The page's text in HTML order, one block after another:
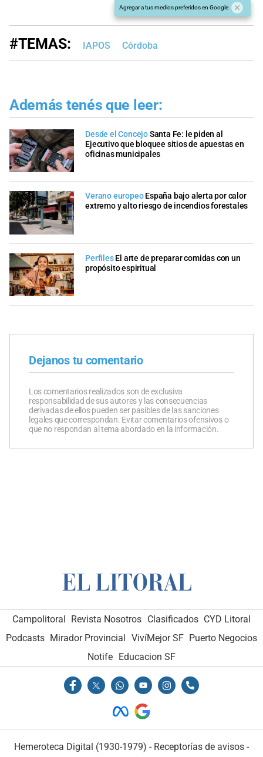
Agregar a tus medios preferidos en Google
#TEMAS: IAPOS Córdoba
Además tenés que leer:
Desde el ConcejoSanta Fe: le piden al
Ejecutivo que bloquee sitios de apuestas en
oficinas municipales
Verano europeoEspaña bajo alerta por calor
extremo y alto riesgo de incendios forestales
Perfiles El arte de preparar comidas con un
propósito espiritual
Dejanos tu comentario
Los comentarios realizados son de exclusiva
responsabilidad de sus autores y las consecuencias
derivadas de ellos pueden ser pasibles de las sanciones
legales que correspondan. Evitar comentarios ofensivos o
que no respondan al tema abordado en la información.
Campolitoral Revista Nosotros Clasificados CYD Litoral
Podcasts Mirador Provincial VivíMejor SF Puerto Negocios
Notife Educacion SF
Hemeroteca Digital (1930-1979) - Receptorías de avisos -